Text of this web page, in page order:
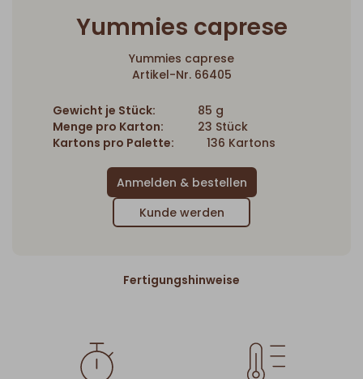
Yummies caprese
Yummies caprese
Artikel-Nr. 66405
Gewicht je Stück:
85 g
Menge pro Karton:
23 Stück
Kartons pro Palette:
136 Kartons
Kunde werden
Fertigungshinweise